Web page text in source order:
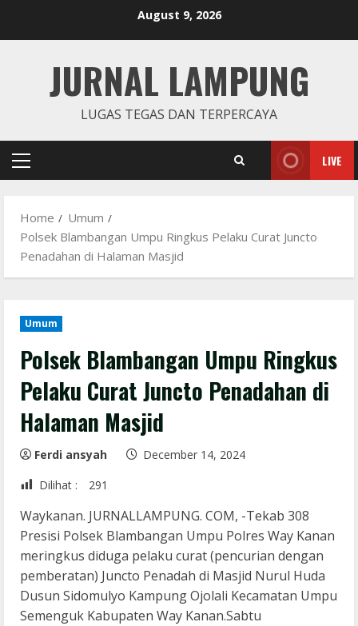
August 9, 2026
JURNAL LAMPUNG
LUGAS TEGAS DAN TERPERCAYA
Primary
LIVE
Home
Umum
Polsek Blambangan Umpu Ringkus Pelaku Curat Juncto
Penadahan di Halaman Masjid
Umum
Polsek Blambangan Umpu Ringkus
Pelaku Curat Juncto Penadahan di
Halaman Masjid
Ferdi ansyah
December 14, 2024
Dilihat :
291
Waykanan. JURNALLAMPUNG. COM, -Tekab 308
Presisi Polsek Blambangan Umpu Polres Way Kanan
meringkus diduga pelaku curat (pencurian dengan
pemberatan) Juncto Penadah di Masjid Nurul Huda
Dusun Sidomulyo Kampung Ojolali Kecamatan Umpu
Semenguk Kabupaten Way Kanan.Sabtu